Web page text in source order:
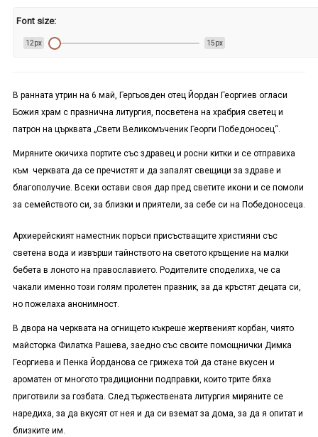
Font size:
12px 15px
В ранната утрин на 6 май, Гергьовден отец Йордан Георгиев огласи
Божия храм с празнична литургия, посветена на храбрия светец и
патрон на църквата „Свети Великомъченик Георги Победоносец“.
Миряните окичиха портите със здравец и росни китки и се отправиха
към черквата да се пречистят и да запалят свещици за здраве и
благополучие. Всеки остави своя дар пред светите икони и се помоли
за семейството си, за близки и приятели, за себе си на Победоносеца.
Архиерейският наместник поръси присъстващите християни със
светена вода и извърши тайнството на светото кръщение на малки
бебета в лоното на православието. Родителите споделиха, че са
чакали именно този голям пролетен празник, за да кръстят децата си,
но пожелаха анонимност.
В двора на черквата на огнището къкреше жертвеният корбан, чиято
майсторка Филатка Рашева, заедно със своите помощнички Димка
Георгиева и Пенка Йорданова се грижеха той да стане вкусен и
ароматен от многото традиционни подправки, които трите бяха
приготвили за гозбата. След тържествената литургия миряните се
наредиха, за да вкусят от нея и да си вземат за дома, за да я опитат и
близките им.